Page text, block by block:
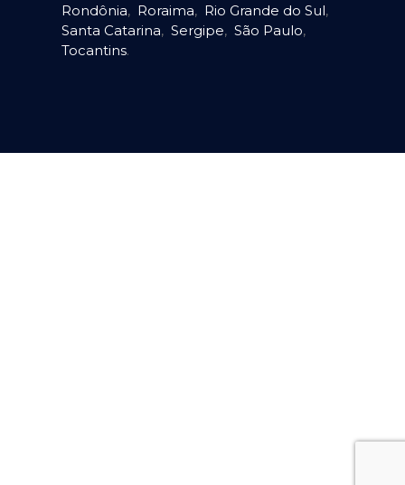
Rondônia, Roraima, Rio Grande do Sul,
Santa Catarina, Sergipe, São Paulo,
Tocantins.